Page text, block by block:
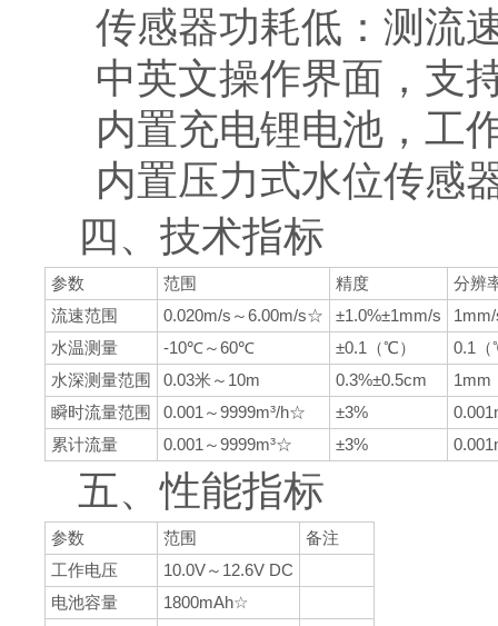
传感器功耗低：测流
中英文操作界面，支
内置充电锂电池，工
内置压力式水位传感
四、技术指标
参数 范围 精度
分辨
流速范围
0.020m/s～6.00m/s☆ ±1.0%±1mm/s
水温测量
-10℃～60℃ ±0.1（℃）
0.1
水深测量范围
0.03米～10m 0.3%±0.5cm
1mm
瞬时流量范围
0.001～9999m³/h☆ ±3%
累计流量
0.001～9999m³☆ ±3%
五、性能指标
参数 范围
备注
工作电压
10.0V～12.6V DC
电池容量
1800mAh☆